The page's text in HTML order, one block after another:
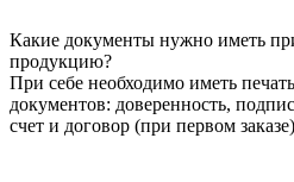
Какие документы нужно иметь
продукцию?
При себе необходимо иметь
документов: доверенность,
счет и договор (при первом